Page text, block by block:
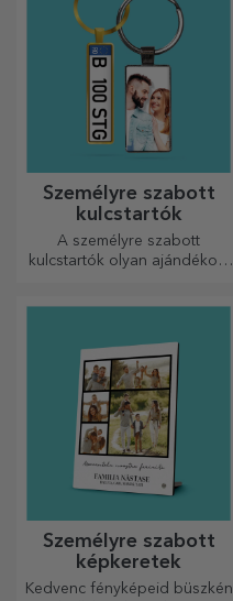
Személyre szabott
kulcstartók
A személyre szabott
kulcstartók olyan ajándékok,
hogy minden nap
emlékeztessék őket rád.
Személyre szabott
képkeretek
Kedvenc fényképeid büszkén